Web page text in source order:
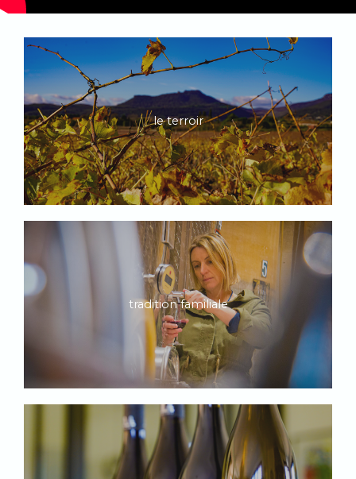
le terroir
tradition familiale